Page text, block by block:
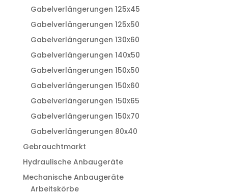
Gabelverlängerungen 125x45
Gabelverlängerungen 125x50
Gabelverlängerungen 130x60
Gabelverlängerungen 140x50
Gabelverlängerungen 150x50
Gabelverlängerungen 150x60
Gabelverlängerungen 150x65
Gabelverlängerungen 150x70
Gabelverlängerungen 80x40
Gebrauchtmarkt
Hydraulische Anbaugeräte
Mechanische Anbaugeräte
Arbeitskörbe